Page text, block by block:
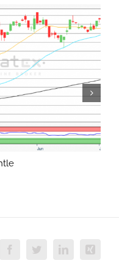
FacebookTwitterLinkedInXing